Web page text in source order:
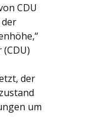
CDU
der
um